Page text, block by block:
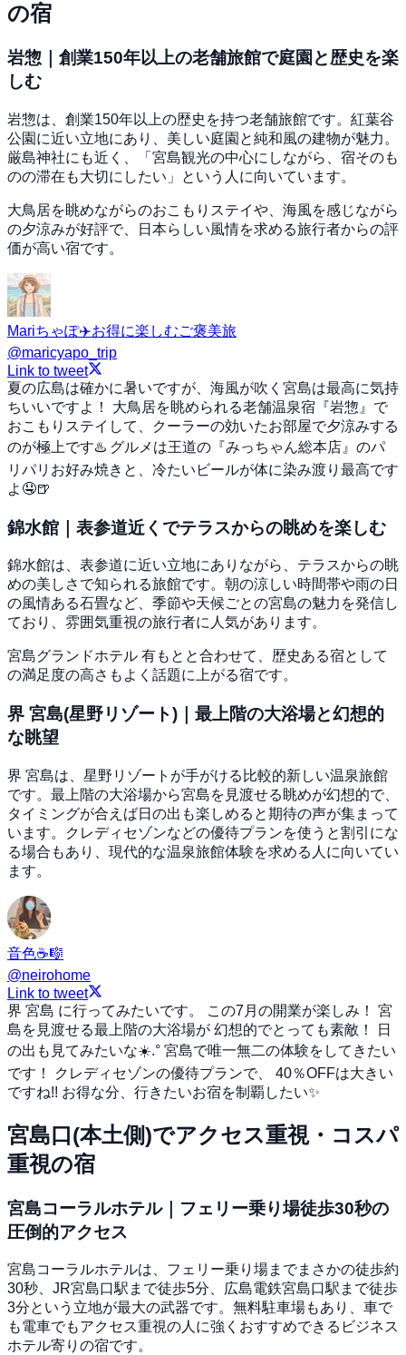
の宿
岩惣｜創業150年以上の老舗旅館で庭園と歴史を楽
しむ
岩惣は、創業150年以上の歴史を持つ老舗旅館です。紅葉谷
公園に近い立地にあり、美しい庭園と純和風の建物が魅力。
厳島神社にも近く、「宮島観光の中心にしながら、宿そのも
のの滞在も大切にしたい」という人に向いています。
大鳥居を眺めながらのおこもりステイや、海風を感じながら
の夕涼みが好評で、日本らしい風情を求める旅行者からの評
価が高い宿です。
Mariちゃぽ✈️お得に楽しむご褒美旅
@maricyapo_trip
Link to tweet
夏の広島は確かに暑いですが、海風が吹く宮島は最高に気持
ちいいですよ！ 大鳥居を眺められる老舗温泉宿『岩惣』で
おこもりステイして、クーラーの効いたお部屋で夕涼みする
のが極上です♨️ グルメは王道の『みっちゃん総本店』のパ
リパリお好み焼きと、冷たいビールが体に染み渡り最高です
よ🤤🍺
錦水館｜表参道近くでテラスからの眺めを楽しむ
錦水館は、表参道に近い立地にありながら、テラスからの眺
めの美しさで知られる旅館です。朝の涼しい時間帯や雨の日
の風情ある石畳など、季節や天候ごとの宮島の魅力を発信し
ており、雰囲気重視の旅行者に人気があります。
宮島グランドホテル 有もとと合わせて、歴史ある宿として
の満足度の高さもよく話題に上がる宿です。
界 宮島(星野リゾート)｜最上階の大浴場と幻想的
な眺望
界 宮島は、星野リゾートが手がける比較的新しい温泉旅館
です。最上階の大浴場から宮島を見渡せる眺めが幻想的で、
タイミングが合えば日の出も楽しめると期待の声が集まって
います。クレディセゾンなどの優待プランを使うと割引にな
る場合もあり、現代的な温泉旅館体験を求める人に向いてい
ます。
音色☕️🎼
@neirohome
Link to tweet
界 宮島 に行ってみたいです。 この7月の開業が楽しみ！ 宮
島を見渡せる最上階の大浴場が 幻想的でとっても素敵！ 日
の出も見てみたいな☀️.° 宮島で唯一無二の体験をしてきたい
です！ クレディセゾンの優待プランで、 40％OFFは大きい
ですね!! お得な分、行きたいお宿を制覇したい✨
宮島口(本土側)でアクセス重視・コスパ
重視の宿
宮島コーラルホテル｜フェリー乗り場徒歩30秒の
圧倒的アクセス
宮島コーラルホテルは、フェリー乗り場までまさかの徒歩約
30秒、JR宮島口駅まで徒歩5分、広島電鉄宮島口駅まで徒歩
3分という立地が最大の武器です。無料駐車場もあり、車で
も電車でもアクセス重視の人に強くおすすめできるビジネス
ホテル寄りの宿です。